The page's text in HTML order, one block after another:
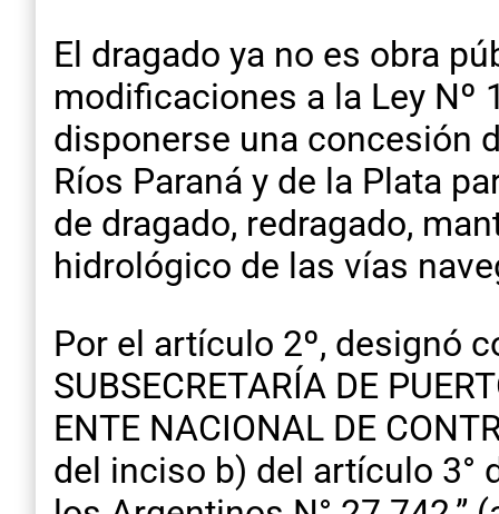
El dragado ya no es obra
modificaciones a la Ley Nº
disponerse una concesión
Ríos Paraná y de la Plata
de dragado, redragado,
hidrológico de las vías
Por el artículo 2º, designó
SUBSECRETARÍA DE
ENTE NACIONAL DE
del inciso b) del artículo 3°